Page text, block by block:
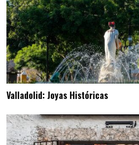
Valladolid: Joyas Históricas